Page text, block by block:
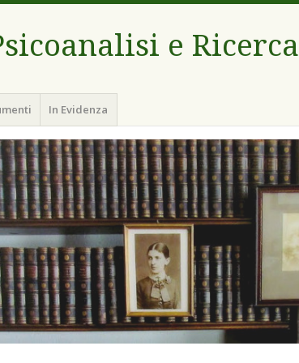
e Ricerca
In Evidenza